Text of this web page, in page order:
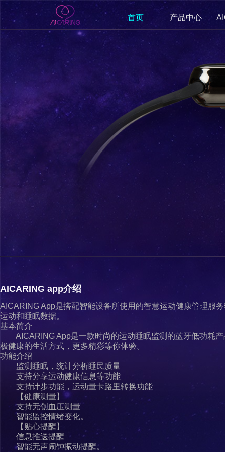
首页 产品中心
AICARING app介绍
AICARING App是搭配智能设备所使用的智慧运动健康管理服
运动和睡眠数据。
基本简介
AICARING App是一款时尚的运动睡眠监测的蓝牙低功耗产
极健康的生活方式，更多精彩等你体验。
功能介绍
监测睡眠，统计分析睡民质量
支持分享运动健康信息等功能
支持计步功能，运动量卡路里转换功能
【健康测量】
支持无创血压测量
智能监控情绪变化。
【贴心提醒】
信息推送提醒
智能无声闹钟振动提醒。